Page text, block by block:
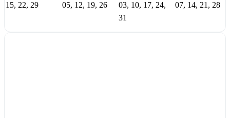
15, 22, 29 05, 12, 19, 26
03, 10, 17, 24,
31
07, 14, 21, 28